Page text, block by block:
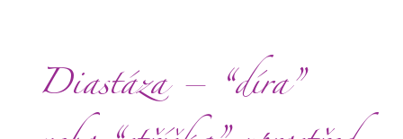
Diastáza – “díra”